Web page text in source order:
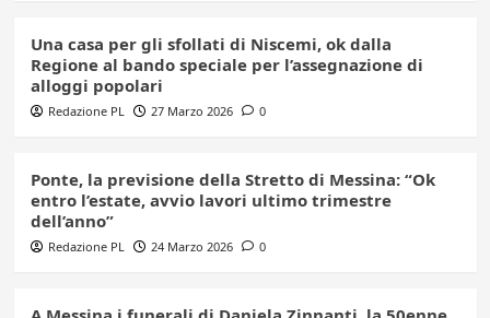
Una casa per gli sfollati di Niscemi, ok dalla
Regione al bando speciale per l’assegnazione di
alloggi popolari
Redazione PL 27 Marzo 2026 0
Ponte, la previsione della Stretto di Messina: “Ok
entro l’estate, avvio lavori ultimo trimestre
dell’anno”
Redazione PL 24 Marzo 2026 0